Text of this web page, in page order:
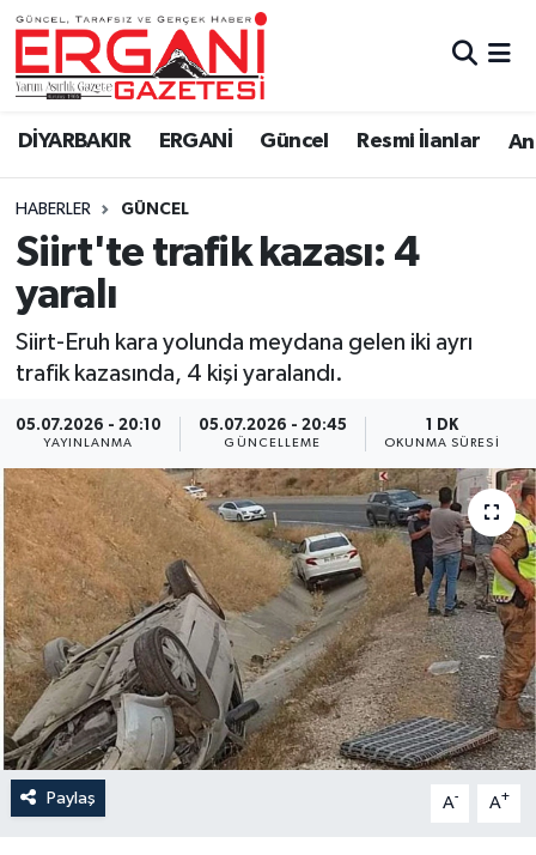
DİYARBAKIR ERGANİ Güncel Resmi İlanlar
HABERLER GÜNCEL
Siirt'te trafik kazası: 4
yaralı
Siirt-Eruh kara yolunda meydana gelen iki ayrı
trafik kazasında, 4 kişi yaralandı.
05.07.2026 - 20:10
YAYINLANMA
05.07.2026 - 20:45
GÜNCELLEME
1 DK
OKUNMA SÜRESI
Paylaş A- A+
DİYARBAKIR
BİSMİL
BAĞLAR
ERGANİ
Güncel
Eği̇ti̇m
Resmi İlanlar
Spor
Yaşam
Anali̇z
Bi̇li̇m & Teknoloji̇
Dünya
Eği̇ti̇m
Ergani Nöbetçi Eczaneler
Ergani Hava Durumu
Ergani Trafik Yoğunluk Haritası
Süper Lig Puan Durumu ve Fikstür
Tüm Manşetler
Haber Arşivi